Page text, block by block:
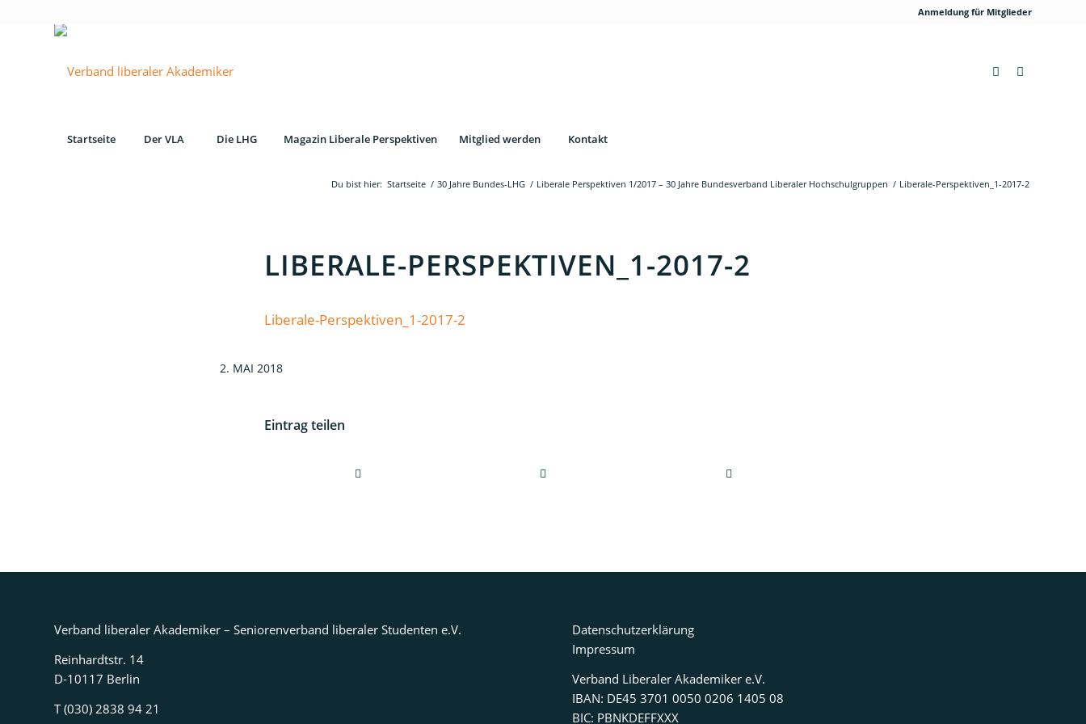
Anmeldung für Mitglieder
Startseite Der VLA Die LHG Magazin Liberale Perspektiven Mitglied werden Kontakt
Du bist hier: Startseite / 30 Jahre Bundes-LHG / Liberale Perspektiven 1/2017 – 30 Jahre Bundesverband Liberaler Hochschulgruppen / Liberale-Perspektiven_1-2017-2
LIBERALE-PERSPEKTIVEN_1-2017-2
Liberale-Perspektiven_1-2017-2
2. MAI 2018
Eintrag teilen
Verband liberaler Akademiker – Seniorenverband liberaler Studenten e.V.
Reinhardtstr. 14
D-10117 Berlin
T (030) 2838 94 21
Datenschutzerklärung
Impressum
Verband Liberaler Akademiker e.V.
IBAN: DE45 3701 0050 0206 1405 08
BIC: PBNKDEFFXXX